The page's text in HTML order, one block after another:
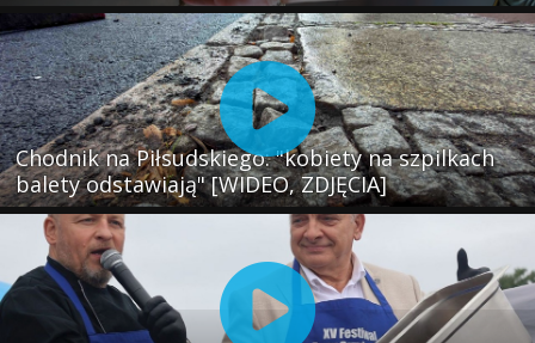
Chodnik na Piłsudskiego: "kobiety na szpilkach
balety odstawiają" [WIDEO, ZDJĘCIA]